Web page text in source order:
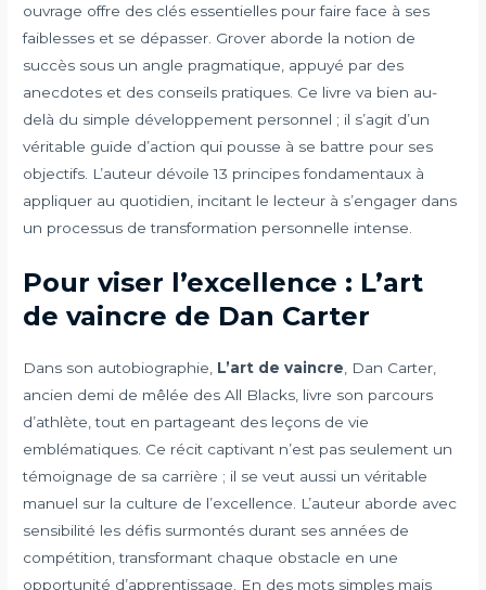
ouvrage offre des clés essentielles pour faire face à ses
faiblesses et se dépasser. Grover aborde la notion de
succès sous un angle pragmatique, appuyé par des
anecdotes et des conseils pratiques. Ce livre va bien au-
delà du simple développement personnel ; il s’agit d’un
véritable guide d’action qui pousse à se battre pour ses
objectifs. L’auteur dévoile 13 principes fondamentaux à
appliquer au quotidien, incitant le lecteur à s’engager dans
un processus de transformation personnelle intense.
Pour viser l’excellence : L’art
de vaincre de Dan Carter
Dans son autobiographie, L’art de vaincre , Dan Carter,
ancien demi de mêlée des All Blacks, livre son parcours
d’athlète, tout en partageant des leçons de vie
emblématiques. Ce récit captivant n’est pas seulement un
témoignage de sa carrière ; il se veut aussi un véritable
manuel sur la culture de l’excellence. L’auteur aborde avec
sensibilité les défis surmontés durant ses années de
compétition, transformant chaque obstacle en une
opportunité d’apprentissage. En des mots simples mais